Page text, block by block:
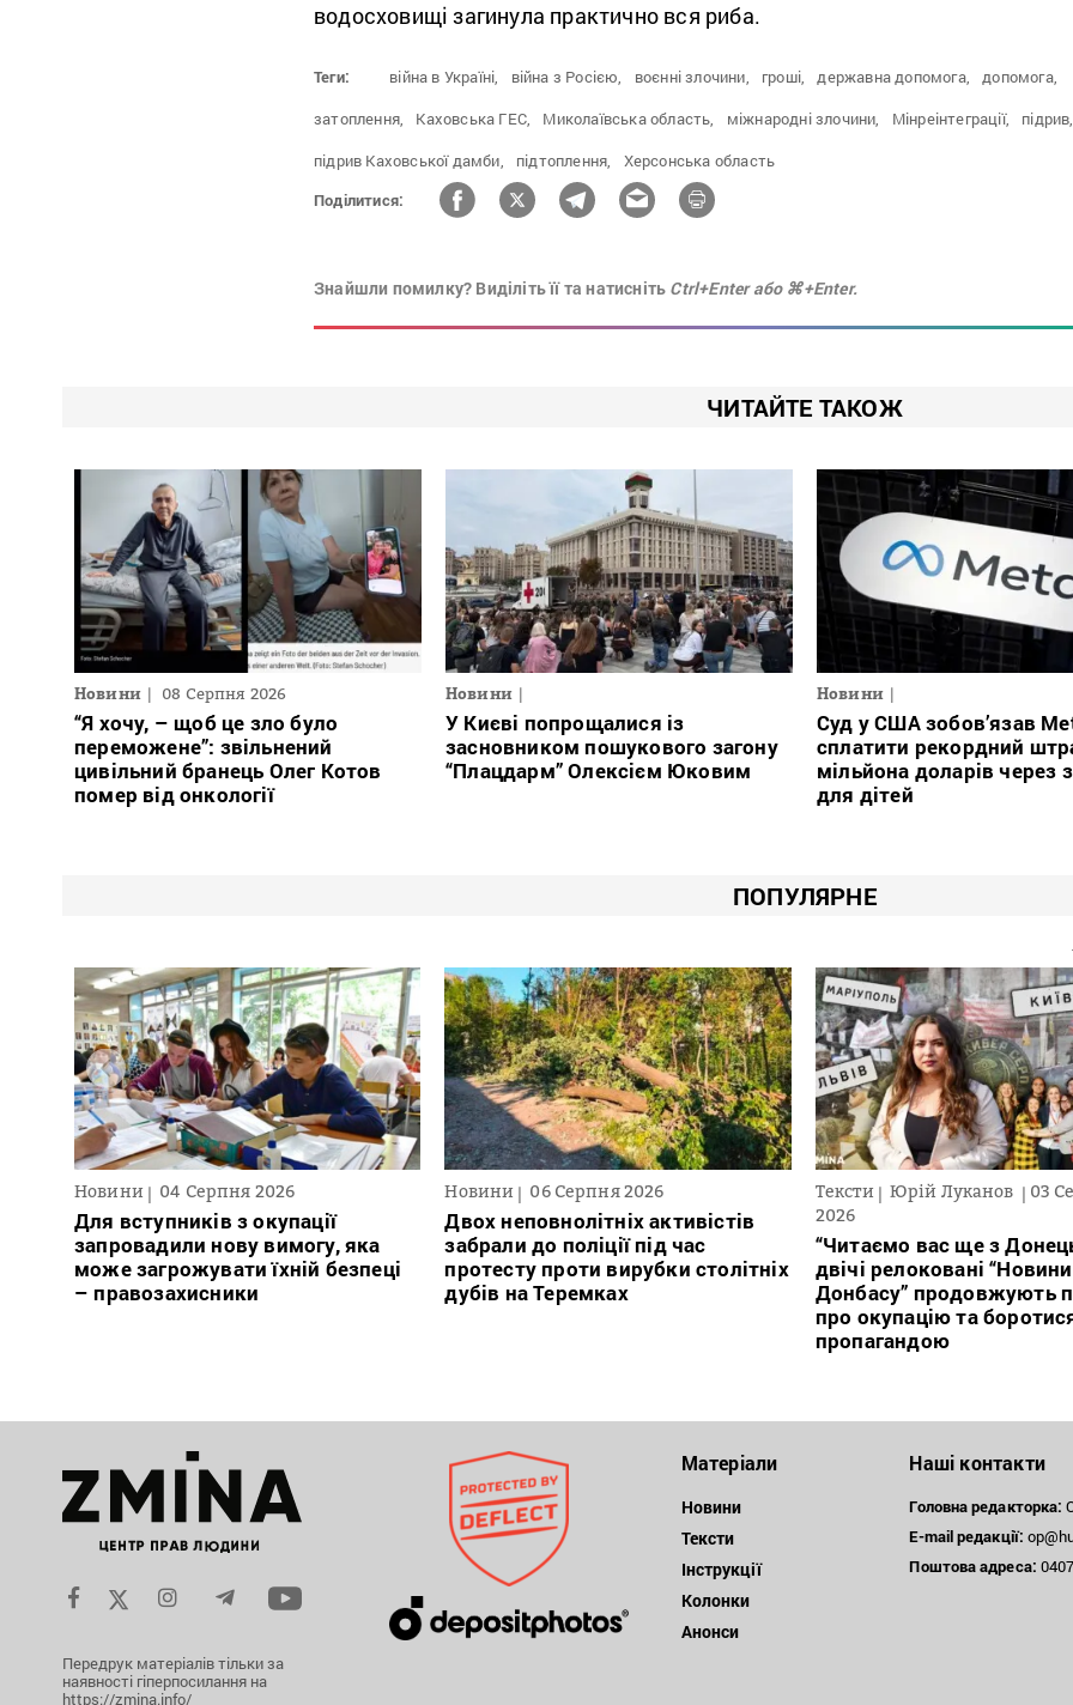
водосховищі загинула практично вся риба.
Теги: війна в Україні, війна з Росією, воєнні злочини, гроші, державна допомога,
допомога,
затоплення,
Каховська ГЕС, Миколаївська область, міжнародні злочини, Мінреінтеграції,
підрив,
підрив Каховської дамби,
підтоплення,
Херсонська область
Поділитися:
Знайшли помилку? Виділіть її та натисніть Ctrl+Enter або ⌘+Enter.
ЧИТАЙТЕ ТАКОЖ
Новини 08 Серпня 2026
“Я хочу, – щоб це зло було
переможене”: звільнений
цивільний бранець Олег Котов
помер від онкології
Новини
У Києві попрощалися із
засновником пошукового загону
“Плацдарм” Олексієм Юковим
Новини
Суд у США зобов’язав
сплатити рекордний
мільйона доларів через
для дітей
ПОПУЛЯРНЕ
Новини 04 Серпня 2026
Для вступників з окупації
запровадили нову вимогу, яка
може загрожувати їхній безпеці
– правозахисники
Новини 06 Серпня 2026
Двох неповнолітніх активістів
забрали до поліції під час
протесту проти вирубки столітніх
дубів на Теремках
Тексти Юрій Луканов
03
2026
“Читаємо вас ще з
двічі релоковані “Новини
Донбасу” продовжують
про окупацію та
пропагандою
Передрук матеріалів тільки за
наявності гіперпосилання на
https://zmina.info/
Матеріали
Новини
Тексти
Інструкції
Колонки
Анонси
Наші контакти
Головна редакторка:
E-mail редакції:
Поштоваадреса: